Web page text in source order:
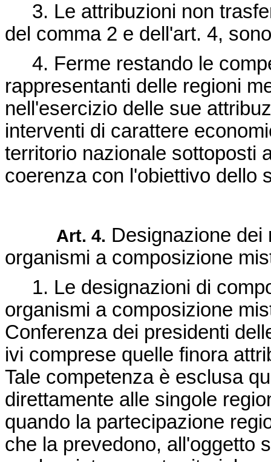
3. Le attribuzioni non
del comma 2 e dell'art. 4,
4. Ferme restando le
rappresentanti delle regioni
nell'esercizio delle sue
interventi di carattere
territorio nazionale sottoposti
coerenza con l'obiettivo dello
Art. 4. Designazione dei
organismi a composizione
1. Le designazioni di
organismi a composizione
Conferenza dei presidenti
ivi comprese quelle finora
Tale competenza è esclusa
direttamente alle singole
quando la partecipazione
che la prevedono, all'oggetto